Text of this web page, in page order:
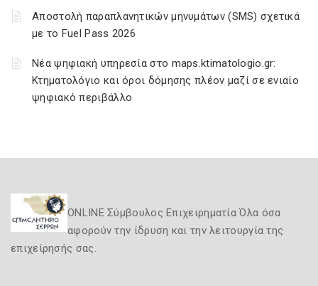
Αποστολή παραπλανητικών μηνυμάτων (SMS) σχετικά
με το Fuel Pass 2026
Νέα ψηφιακή υπηρεσία στο maps.ktimatologio.gr:
Κτηματολόγιο και όροι δόμησης πλέον μαζί σε ενιαίο
ψηφιακό περιβάλλο
ONLINE Σύμβουλος Επιχειρηματία Όλα όσα
αφορούν την ίδρυση και την λειτουργία της
επιχείρησής σας.